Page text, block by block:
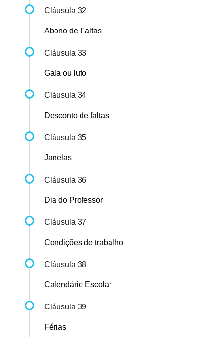
Cláusula 32
Abono de Faltas
Cláusula 33
Gala ou luto
Cláusula 34
Desconto de faltas
Cláusula 35
Janelas
Cláusula 36
Dia do Professor
Cláusula 37
Condições de trabalho
Cláusula 38
Calendário Escolar
Cláusula 39
Férias